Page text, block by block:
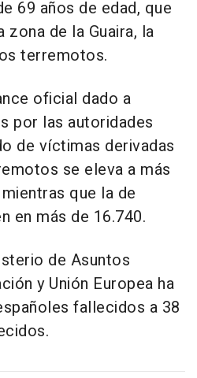
69 años de edad, que
de la Guaira, la
terremotos.
oficial dado a
por las autoridades
de víctimas derivadas
se eleva a más
que la de
en más de 16.740.
de Asuntos
y Unión Europea ha
fallecidos a 38